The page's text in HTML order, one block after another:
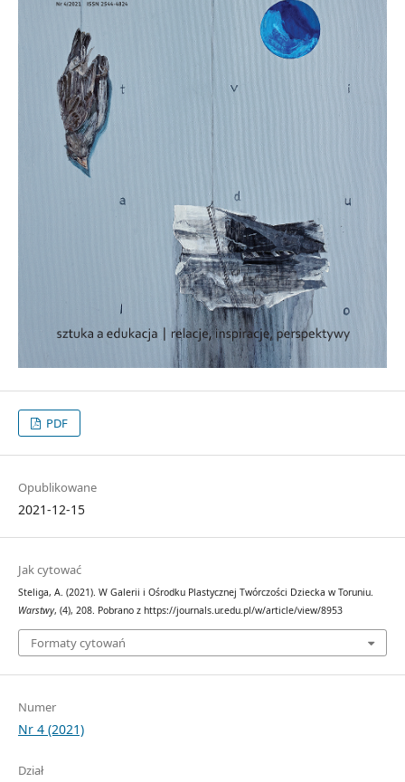
PDF
Opublikowane
2021-12-15
Jak cytować
Steliga, A. (2021). W Galerii i Ośrodku Plastycznej Twórczości Dziecka w Toruniu.
Warstwy, (4), 208. Pobrano z https://journals.ur.edu.pl/w/article/view/8953
Formaty cytowań
Numer
Nr 4 (2021)
Dział